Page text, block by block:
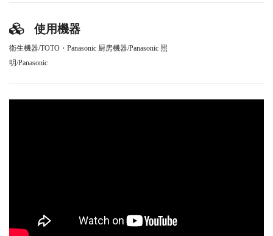
使用機器
衛生機器/TOTO・Panasonic 厨房機器/Panasonic 照
明/Panasonic